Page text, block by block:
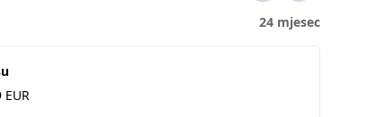
24 mjesec
EUR